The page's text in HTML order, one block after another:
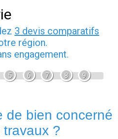
3 devis comparatifs
région.
engagement.
5 6 7 8 9
de bien concerné
travaux ?